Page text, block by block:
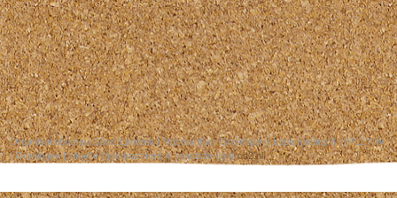
Organisatiebureau Geert Lameris | Museumhuis Groningen | Lopendediep 8 | 9712 NW
| Groningen | info@erfgoedpartners.nl | website doorch2.nl